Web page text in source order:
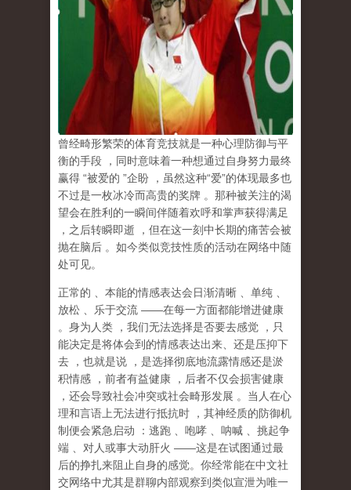
曾经畸形繁荣的体育竞技就是一种心理防御与平
衡的手段
，同时意味着一种想通过自身努力最终
赢得 “被爱的 ”企盼 ，虽然这种“爱”的体现最多也
不过是一枚冰冷而高贵的奖牌 。那种被关注的渴
望会在胜利的一瞬间伴随着欢呼和掌声获得满足
，之后转瞬即逝
，但在这一刻中长期的痛苦会被
抛在脑后 。如今类似竞技性质的活动在网络中随
处可见。
正常的 、本能的情感表达会日渐清晰 、单纯
放松
、乐于交流 ——在每一方面都能增进健康
。身为人类
，我们无法选择是否要去感觉
，只
能决定是将体会到的情感表达出来、还是压抑下
去
，也就是说 ， 是选择彻底地流露情感还是淤
积情感
，前者有益健康
，后者不仅会损害健康
，还会导致社会冲突或社会畸形发展 。当人在心
理和言语上无法进行抵抗时
，其神经质的防御机
制便会紧急启动
：逃跑 、咆哮 、呐喊
、挑起争
端
、对人或事大动肝火 ——这是在试图通过最
后的挣扎来阻止自身的感觉。你经常能在中文社
交网络中尤其是群聊内部观察到类似宣泄为唯一